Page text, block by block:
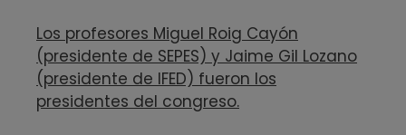
Los profesores Miguel Roig Cayón
(presidente de SEPES) y Jaime Gil Lozano
(presidente de IFED) fueron los
presidentes del congreso.